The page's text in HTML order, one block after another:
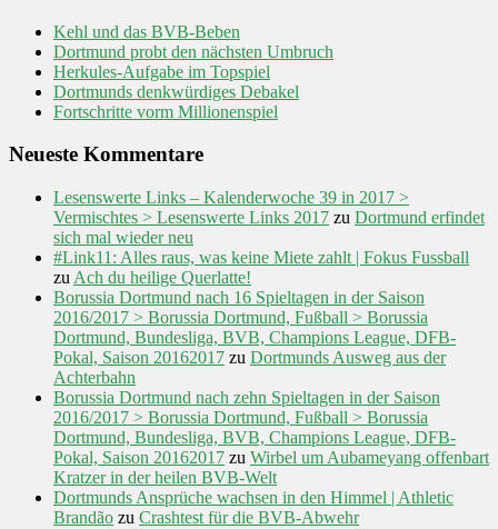
Kehl und das BVB-Beben
Dortmund probt den nächsten Umbruch
Herkules-Aufgabe im Topspiel
Dortmunds denkwürdiges Debakel
Fortschritte vorm Millionenspiel
Neueste Kommentare
Lesenswerte Links – Kalenderwoche 39 in 2017 >
Vermischtes > Lesenswerte Links 2017 zu Dortmund erfindet
sich mal wieder neu
#Link11: Alles raus, was keine Miete zahlt | Fokus Fussball
zu Ach du heilige Querlatte!
Borussia Dortmund nach 16 Spieltagen in der Saison
2016/2017 > Borussia Dortmund, Fußball > Borussia
Dortmund, Bundesliga, BVB, Champions League, DFB-
Pokal, Saison 20162017 zu Dortmunds Ausweg aus der
Achterbahn
Borussia Dortmund nach zehn Spieltagen in der Saison
2016/2017 > Borussia Dortmund, Fußball > Borussia
Dortmund, Bundesliga, BVB, Champions League, DFB-
Pokal, Saison 20162017 zu Wirbel um Aubameyang offenbart
Kratzer in der heilen BVB-Welt
Dortmunds Ansprüche wachsen in den Himmel | Athletic
Brandão zu Crashtest für die BVB-Abwehr